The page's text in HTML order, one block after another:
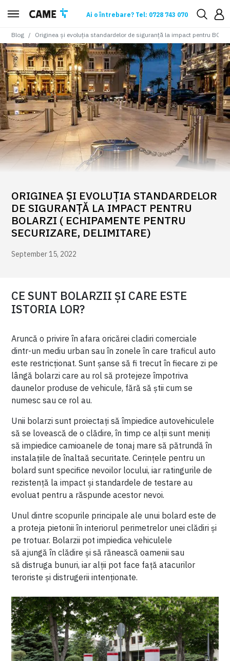
Ai o întrebare? Tel: 0728 743 070
Blog Originea și evoluția standardelor de siguranță la impact pentru
ORIGINEA ȘI EVOLUȚIA STANDARDELOR
DE SIGURANȚĂ LA IMPACT PENTRU
BOLARZI ( ECHIPAMENTE PENTRU
SECURIZARE, DELIMITARE)
September 15, 2022
CE SUNT BOLARZII ȘI CARE ESTE
ISTORIA LOR?
Aruncă o privire în afara oricărei cladiri comerciale
dintr-un mediu urban sau în zonele în care traficul auto
este restricționat. Sunt șanse să fi trecut în fiecare zi pe
lângă bolarzi care au rol să protejeze împotriva
daunelor produse de vehicule, fără să știi cum se
numesc sau ce rol au.
Unii bolarzi sunt proiectați să împiedice autovehiculele
să se lovească de o clădire, în timp ce alții sunt meniți
să impiedice camioanele de tonaj mare să pătrundă în
instalațiile de înaltaă securitate. Cerințele pentru un
bolard sunt specifice nevoilor locului, iar ratingurile de
rezistență la impact și standardele de testare au
evoluat pentru a răspunde acestor nevoi.
Unul dintre scopurile principale ale unui bolard este de
a proteja pietonii în interiorul perimetrelor unei clădiri și
pe trotuar. Bolarzii pot impiedica vehiculele
să ajungă în clădire și să rănească oamenii sau
să distruga bunuri, iar alții pot face față atacurilor
teroriste și distrugerii intenționate.